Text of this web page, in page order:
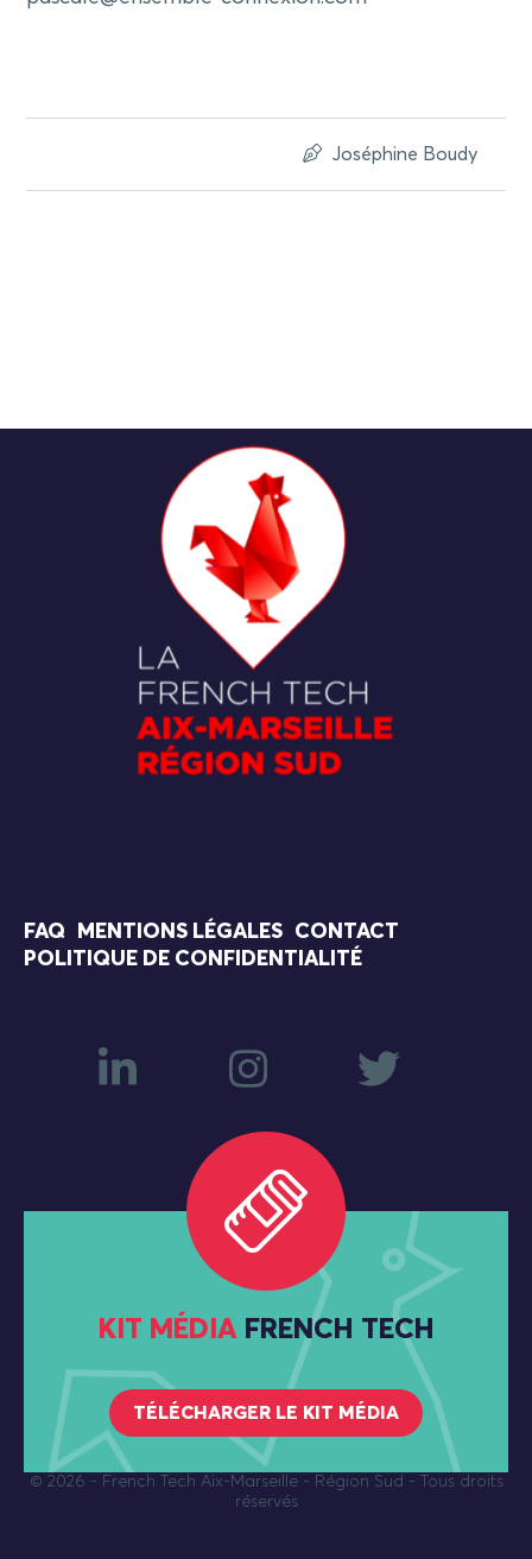
Joséphine Boudy
FAQ MENTIONS LÉGALES
CONTACT
POLITIQUE DE CONFIDENTIALITÉ
KIT MÉDIA FRENCH TECH
TÉLÉCHARGER LE KIT MÉDIA
© 2026 - French Tech Aix-Marseille - Région Sud - Tous droits
réservés